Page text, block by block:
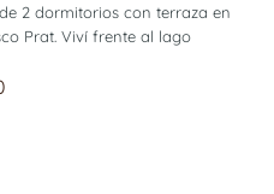
2 dormitorios con terraza en
Prat. Viví frente al lago